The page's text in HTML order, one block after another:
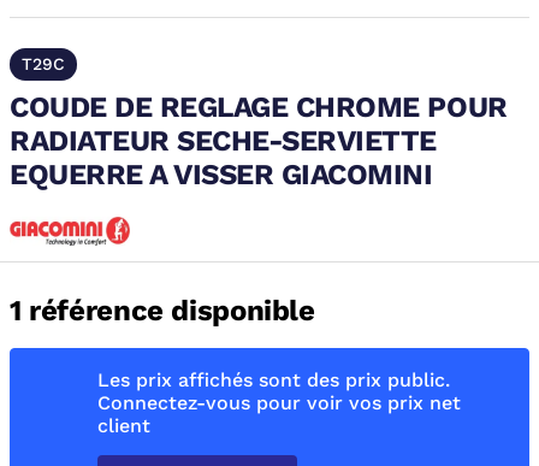
T29C
COUDE DE REGLAGE CHROME POUR
RADIATEUR SECHE-SERVIETTE
EQUERRE A VISSER GIACOMINI
1 référence disponible
Les prix affichés sont des prix public.
Connectez-vous pour voir vos prix net
client